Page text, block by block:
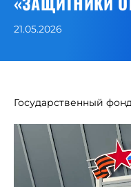
21.05.2026
Государственный
Видеоплеер